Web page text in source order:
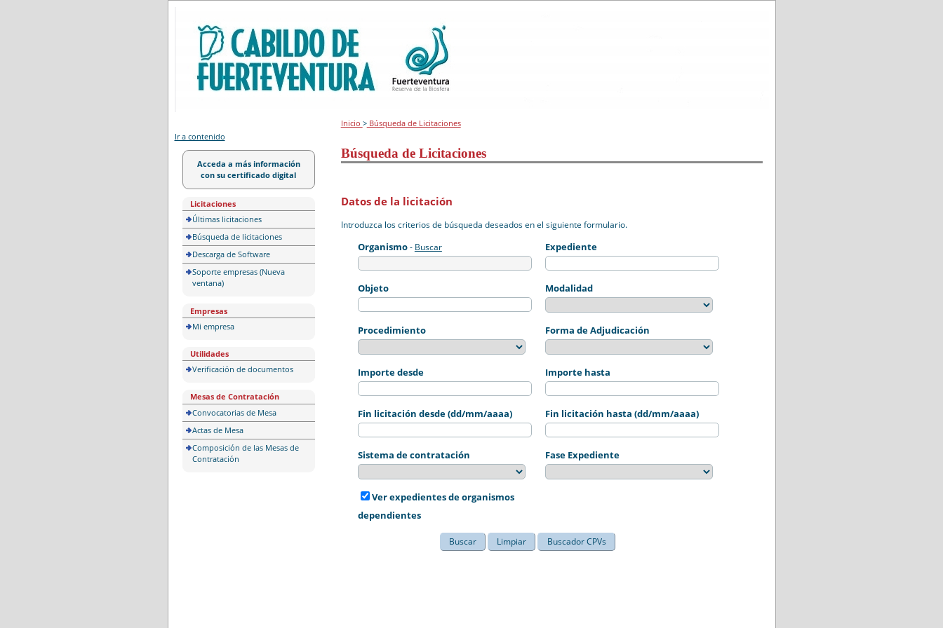
Ir a contenido
Acceda a más información
con su certificado digital
Licitaciones
Últimas licitaciones
Búsqueda de licitaciones
Descarga de Software
Soporte empresas (Nueva
ventana)
Empresas
Mi empresa
Utilidades
Verificación de documentos
Mesas de Contratación
Convocatorias de Mesa
Actas de Mesa
Composición de las Mesas de
Contratación
Inicio >Búsqueda de Licitaciones
Búsqueda de Licitaciones
Introduzca los criterios de búsqueda deseados en el siguiente formulario.
Datos de la licitación
Organismo- Buscar Expediente
Objeto Modalidad
Procedimiento Forma de Adjudicación
Importe desde Importe hasta
Fin licitación desde (dd/mm/aaaa) Fin licitación hasta (dd/mm/aaaa)
Sistema de contratación Fase Expediente
Ver expedientes de organismos
dependientes